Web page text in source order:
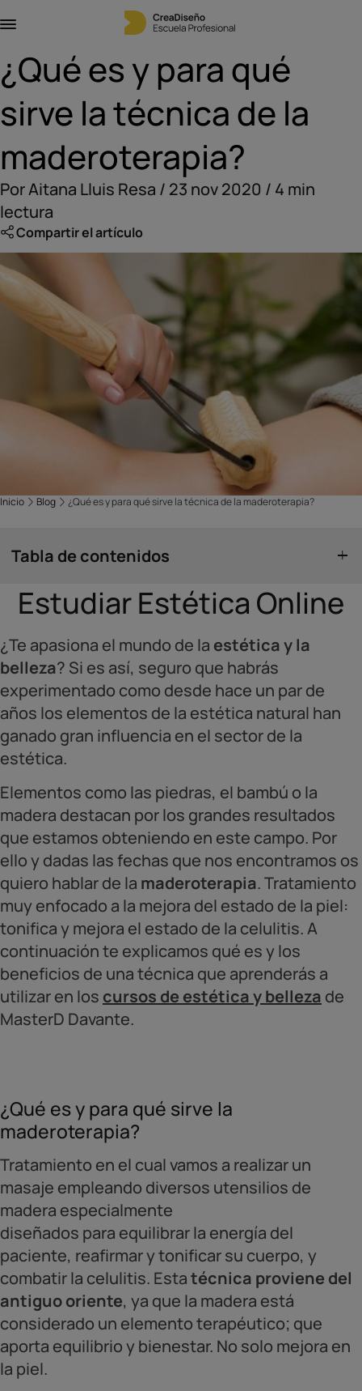
¿Qué es y para qué
sirve la técnica de la
maderoterapia?
Por Aitana Lluis Resa / 23 nov 2020 / 4 min
lectura
Compartir el artículo
Inicio Blog ¿Qué es y para qué sirve la técnica de la maderoterapia?
Tabla de contenidos
Estudiar Estética Online
¿Te apasiona el mundo de la estética y la
belleza? Si es así, seguro que habrás
experimentado como desde hace un par de
años los elementos de la estética natural han
ganado gran influencia en el sector de la
estética.
Elementos como las piedras, el bambú o la
madera destacan por los grandes resultados
que estamos obteniendo en este campo. Por
ello y dadas las fechas que nos encontramos os
quiero hablar de la maderoterapia. Tratamiento
muy enfocado a la mejora del estado de la piel:
tonifica y mejora el estado de la celulitis. A
continuación te explicamos qué es y los
beneficios de una técnica que aprenderás a
utilizar en los cursos de estética y belleza de
MasterD Davante.
¿Qué es y para qué sirve la
maderoterapia?
Tratamiento en el cual vamos a realizar un
masaje empleando diversos utensilios de
madera especialmente
diseñados para equilibrar la energía del
paciente, reafirmar y tonificar su cuerpo, y
combatir la celulitis. Estatécnica proviene del
antiguo oriente, ya que la madera está
considerado un elemento terapéutico; que
aporta equilibrio y bienestar. No solo mejora en
la piel.